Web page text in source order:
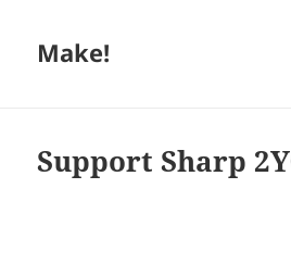
Make!
Support Sharp